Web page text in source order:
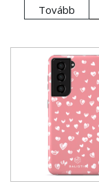
Tovább